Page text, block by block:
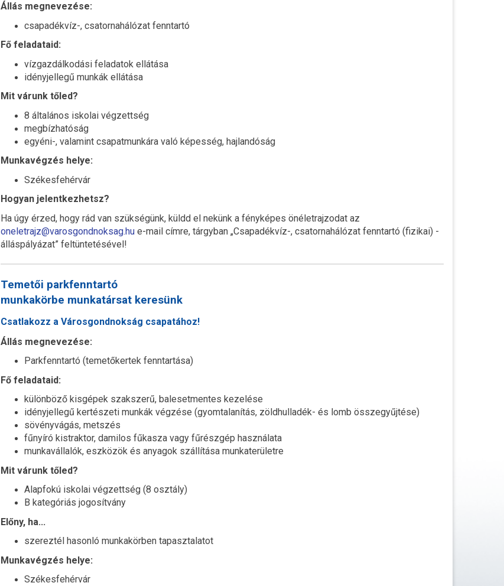
Állás megnevezése:
csapadékvíz-, csatornahálózat fenntartó
Fő feladataid:
vízgazdálkodási feladatok ellátása
idényjellegű munkák ellátása
Mit várunk tőled?
8 általános iskolai végzettség
megbízhatóság
egyéni-, valamint csapatmunkára való képesség, hajlandóság
Munkavégzés helye:
Székesfehérvár
Hogyan jelentkezhetsz?
Ha úgy érzed, hogy rád van szükségünk, küldd el nekünk a fényképes önéletrajzodat az
oneletrajz@varosgondnoksag.hu e-mail címre, tárgyban „Csapadékvíz-, csatornahálózat fenntartó (fizikai) -
álláspályázat” feltüntetésével!
Temetői parkfenntartó
munkakörbe munkatársat keresünk
Csatlakozz a Városgondnokság csapatához!
Állás megnevezése:
Parkfenntartó (temetőkertek fenntartása)
Fő feladataid:
különböző kisgépek szakszerű, balesetmentes kezelése
idényjellegű kertészeti munkák végzése (gyomtalanítás, zöldhulladék- és lomb összegyűjtése)
sövényvágás, metszés
fűnyíró kistraktor, damilos fűkasza vagy fűrészgép használata
munkavállalók, eszközök és anyagok szállítása munkaterületre
Mit várunk tőled?
Alapfokú iskolai végzettség (8 osztály)
B kategóriás jogosítvány
Előny, ha...
szereztél hasonló munkakörben tapasztalatot
Munkavégzés helye:
Székesfehérvár